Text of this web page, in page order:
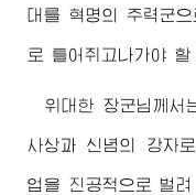
대를 혁명의 주력군
로 틀어쥐고나가야
위대한 장군님 께서
사상과 신념의 강자
업을 진공적으로 벌